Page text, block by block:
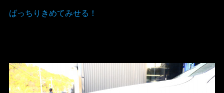
ばっちりきめてみせる！